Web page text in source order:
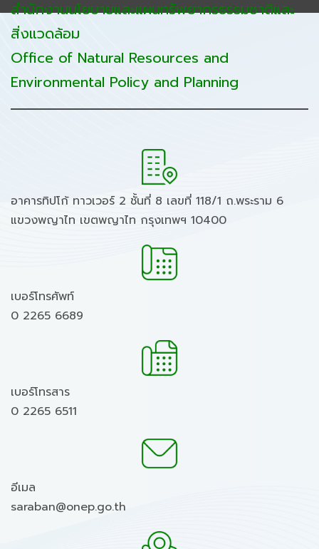
สำนักงานนโยบายและแผนทรัพยากรธรรมชาติและ
สิ่งแวดล้อม
Office of Natural Resources and
Environmental Policy and Planning
อาคารทิปโก้ ทาวเวอร์ 2 ชั้นที่ 8 เลขที่ 118/1 ถ.พระราม 6
แขวงพญาไท เขตพญาไท กรุงเทพฯ 10400
เบอร์โทรศัพท์
0 2265 6689
เบอร์โทรสาร
0 2265 6511
อีเมล
saraban@onep.go.th